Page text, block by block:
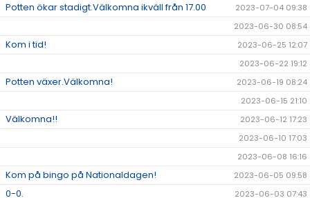
Potten ökar stadigt.Välkomna ikväll från 17.00
2023-07-04 09:38
2023-06-30 08:54
Kom i tid!
2023-06-25 12:07
2023-06-22 19:12
Potten växer.Välkomna!
2023-06-19 08:24
2023-06-15 21:10
Välkomna!!
2023-06-12 17:23
2023-06-10 17:03
2023-06-08 16:16
Kom på bingo på Nationaldagen! 2023-06-05 09:58
0-0. 2023-06-03 07:43